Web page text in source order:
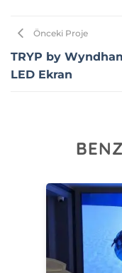
Önceki Proje
TRYP by
LED Ekran